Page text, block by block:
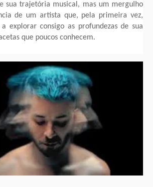
sua trajetória musical, mas um mergulho
de um artista que, pela primeira vez,
explorar consigo as profundezas de sua
que poucos conhecem.